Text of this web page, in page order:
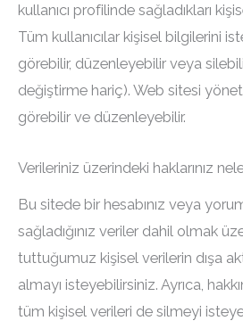
kullanıcı profilinde sağladıkları
Tüm kullanıcılar kişisel bilgilerini
görebilir, düzenleyebilir veya silebilir
değiştirme hariç). Web sitesi
görebilir ve düzenleyebilir.
Verileriniz üzerindeki haklarınız
Bu sitede bir hesabınız veya
sağladığınız veriler dahil olmak
tuttuğumuz kişisel verilerin dışa
almayı isteyebilirsiniz. Ayrıca,
tüm kişisel verileri de silmeyi